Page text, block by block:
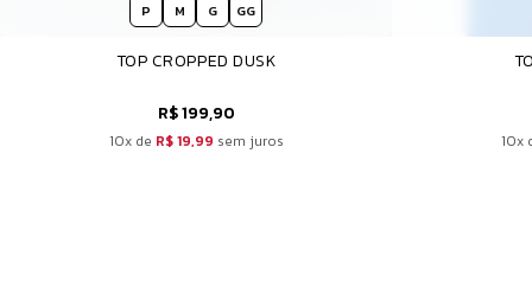
P M G GG
TOP CROPPED DUSK
R$ 199,90
10x de R$ 19,99 sem juros 10x